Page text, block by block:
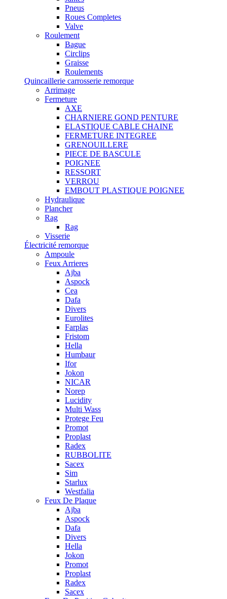
Pneus
Roues Completes
Valve
Roulement
Bague
Circlips
Graisse
Roulements
Quincaillerie carrosserie remorque
Arrimage
Fermeture
AXE
CHARNIERE GOND PENTURE
ELASTIQUE CABLE CHAINE
FERMETURE INTEGREE
GRENOUILLERE
PIECE DE BASCULE
POIGNEE
RESSORT
VERROU
EMBOUT PLASTIQUE POIGNEE
Hydraulique
Plancher
Rag
Rag
Visserie
Électricité remorque
Ampoule
Feux Arrieres
Ajba
Aspock
Cea
Dafa
Divers
Eurolites
Farplas
Fristom
Hella
Humbaur
Ifor
Jokon
NICAR
Norep
Lucidity
Multi Wass
Protege Feu
Promot
Proplast
Radex
RUBBOLITE
Sacex
Sim
Starlux
Westfalia
Feux De Plaque
Ajba
Aspock
Dafa
Divers
Hella
Jokon
Promot
Proplast
Radex
Sacex